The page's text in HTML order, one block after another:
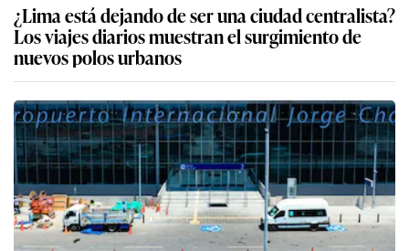
¿Lima está dejando de ser una ciudad centralista?
Los viajes diarios muestran el surgimiento de
nuevos polos urbanos